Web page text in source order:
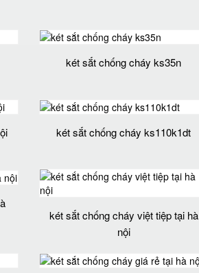
két sắt chống cháy ks35n
két sắt chống cháy ks110k1dt
két sắt chống cháy việt tiệp tại hà
nội